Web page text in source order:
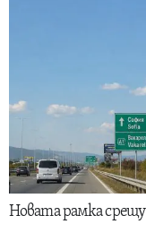
Новата рамка